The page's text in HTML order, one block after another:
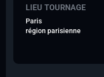
LIEU TOURNAGE
Paris
région parisienne